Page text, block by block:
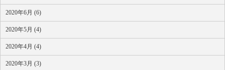
2020年6月 (6)
2020年5月 (4)
2020年4月 (4)
2020年3月 (3)